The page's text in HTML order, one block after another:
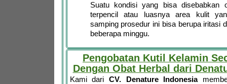
Suatu kondisi yang bisa disebabkan
terpencil atau luasnya area kulit
samping prosedur ini bisa berupa iritasi
beberapa minggu.
Pengobatan Kutil Kelamin
Dengan Obat Herbal dari
Kami dari CV. Denature Indonesia